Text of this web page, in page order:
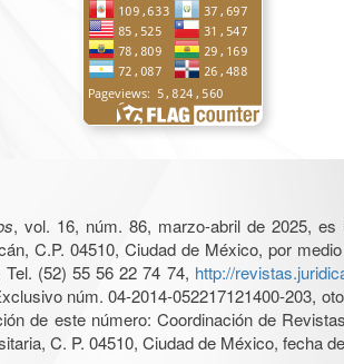
, vol. 16, núm. 86, marzo-abril de 2025, es
C.P. 04510, Ciudad de México, por
(52) 55 56 22 74 74, http://
núm. 04-2014-052217121400-203,
de este número: Coordinación de
C. P. 04510, Ciudad de México, fecha